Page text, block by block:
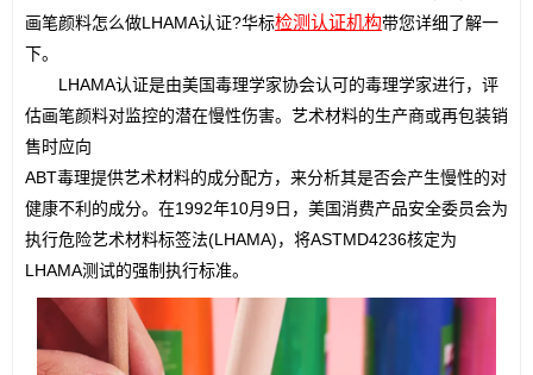
画笔颜料怎么做LHAMA认证?华标检测认证机构带您详细了解一
下。
LHAMA认证是由美国毒理学家协会认可的毒理学家进行，评
估画笔颜料对监控的潜在慢性伤害。艺术材料的生产商或再包装销
售时应向
ABT毒理提供艺术材料的成分配方，来分析其是否会产生慢性的对
健康不利的成分。在1992年10月9日，美国消费产品安全委员会为
执行危险艺术材料标签法(LHAMA)，将ASTMD4236核定为
LHAMA测试的强制执行标准。